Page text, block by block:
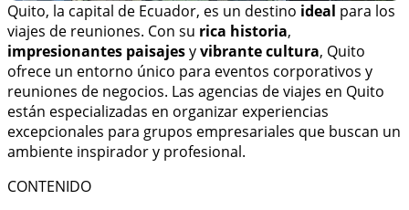
Quito, la capital de Ecuador, es un destino ideal para los
viajes de reuniones. Con su rica historia,
impresionantes paisajesyvibrante cultura, Quito
ofrece un entorno único para eventos corporativos y
reuniones de negocios. Las agencias de viajes en Quito
están especializadas en organizar experiencias
excepcionales para grupos empresariales que buscan un
ambiente inspirador y profesional.
CONTENIDO